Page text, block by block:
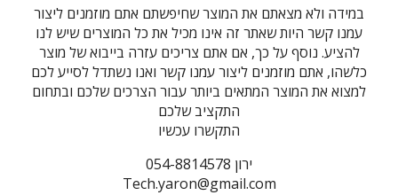
במידה ולא מצאתם את המוצר שחיפשתם אתם מוזמנים ליצור
עמנו קשר היות שאתר זה אינו מכיל את כל המוצרים שיש לנו
להציע. נוסף על כך, אם אתם צריכים עזרה בייבוא של מוצר
כלשהו, אתם מוזמנים ליצור עמנו קשר ואנו נשתדל לסייע לכם
למצוא את המוצר המתאים ביותר עבור הצרכים שלכם ובתחום
התקציב שלכם
התקשרו עכשיו
ירון 054-8814578
Tech.yaron@gmail.com